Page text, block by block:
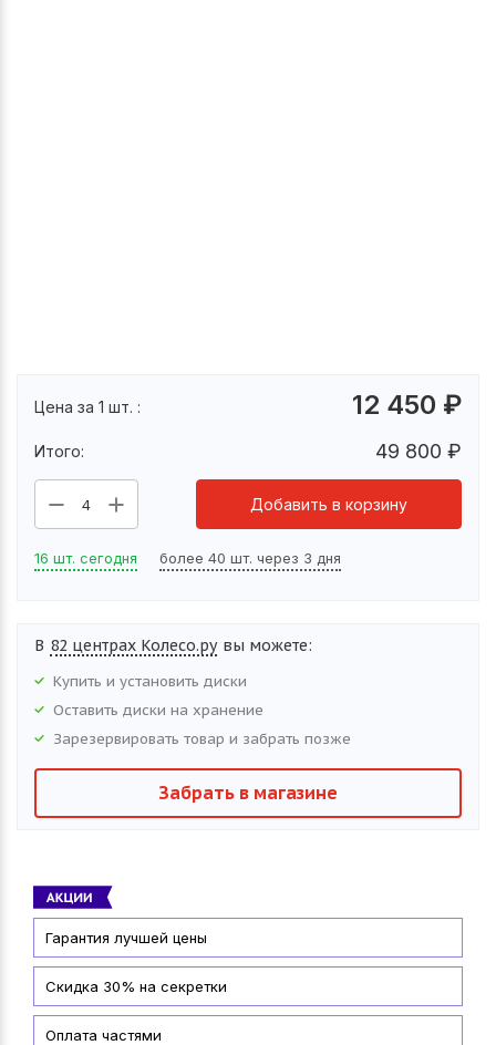
Цена за 1 шт. : 12 450 ₽
Итого: 49 800 ₽
4 Добавить в корзину
16 шт. сегодня более 40 шт. через 3 дня
В 82 центрах Колесо.ру вы можете:
Купить и установить диски
Оставить диски на хранение
Зарезервировать товар и забрать позже
Забрать в магазине
Гарантия лучшей цены
Скидка 30% на секретки
Оплата частями